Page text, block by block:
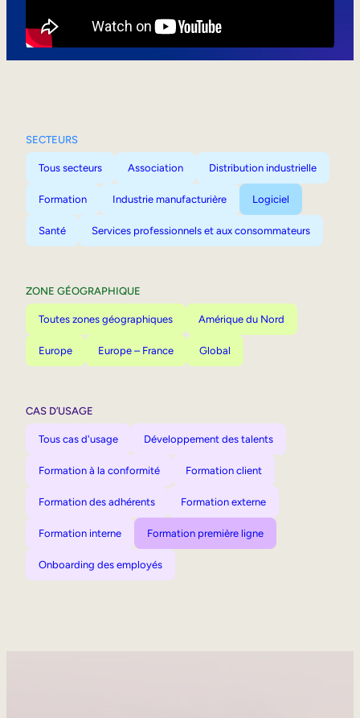
SECTEURS
Tous secteurs Association Distribution industrielle
Formation Industrie manufacturière Logiciel
Santé Services professionnels et aux consommateurs
ZONE GÉOGRAPHIQUE
Toutes zones géographiques Amérique du Nord
Europe Europe – France Global
CAS D’USAGE
Tous cas d'usage Développement des talents
Formation à la conformité Formation client
Formation des adhérents Formation externe
Formation interne Formation première ligne
Onboarding des employés